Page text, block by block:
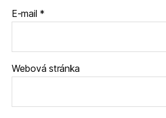
E-mail *
Webová stránka